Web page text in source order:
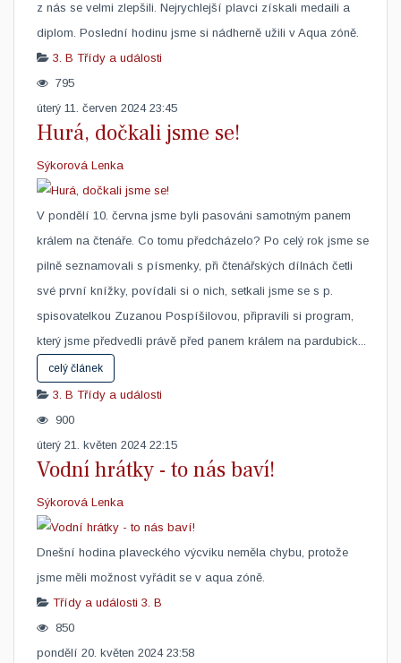
z nás se velmi zlepšili. Nejrychlejší plavci získali medaili a
diplom. Poslední hodinu jsme si nádherně užili v Aqua zóně. ​ ​
3. B Třídy a události
795
úterý 11. červen 2024 23:45
Hurá, dočkali jsme se!
Sýkorová Lenka
V pondělí 10. června jsme byli pasováni samotným panem
králem na čtenáře. Co tomu předcházelo? Po celý rok jsme se
pilně seznamovali s písmenky, při čtenářských dílnách četli
své první knížky, povídali si o nich, setkali jsme se s p.
spisovatelkou Zuzanou Pospíšilovou, připravili si program,
který jsme předvedli právě před panem králem na pardubick...
celý článek
3. B Třídy a události
900
úterý 21. květen 2024 22:15
Vodní hrátky - to nás baví!
Sýkorová Lenka
Dnešní hodina plaveckého výcviku neměla chybu, protože
jsme měli možnost vyřádit se v aqua zóně. ​
Třídy a události 3. B
850
pondělí 20. květen 2024 23:58